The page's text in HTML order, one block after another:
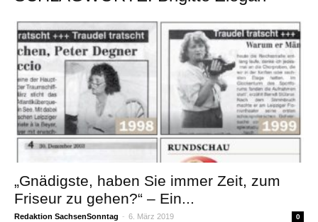
„Gnädigste, haben Sie immer Zeit, zum
Friseur zu gehen?“ – Ein...
Redaktion SachsenSonntag - 6. März 2019 0